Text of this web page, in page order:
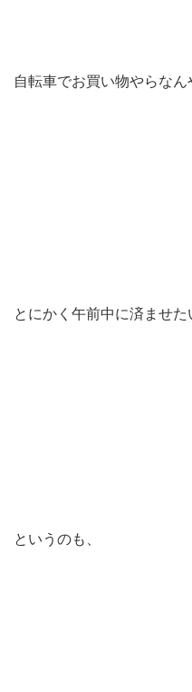
自転車でお買い物やらなん
とにかく午前中に済ませた
というのも、